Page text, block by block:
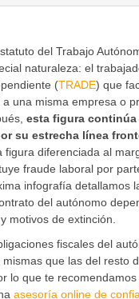
del Trabajo
naturaleza: el
(TRADE) que
una misma empresa o
esta figura
su estrecha línea
figura diferenciada al
fraude laboral por
infografía detallamos
del autónomo
motivos de extinción.
fiscales del
que las del resto
lo que te
asesoría online de